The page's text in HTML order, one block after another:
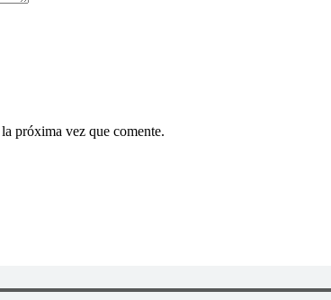
próxima vez que comente.